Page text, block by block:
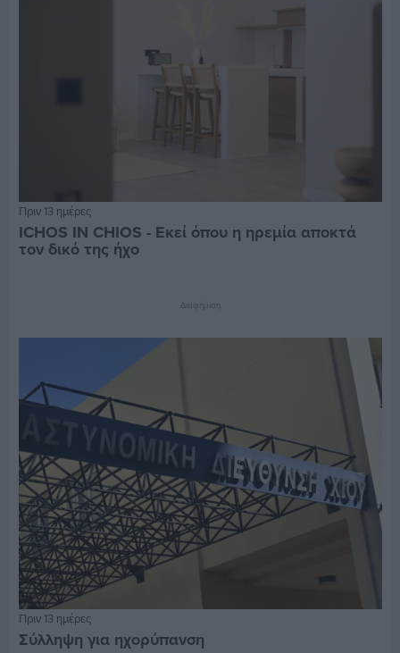
Πριν 13 ημέρες
ICHOS IN CHIOS - Εκεί όπου η ηρεμία αποκτά
τον δικό της ήχο
Διαφήμιση
Πριν 13 ημέρες
Σύλληψη για ηχορύπανση